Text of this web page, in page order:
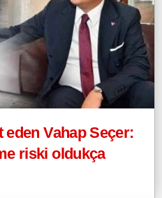
eden Vahap Seçer:
riski oldukça